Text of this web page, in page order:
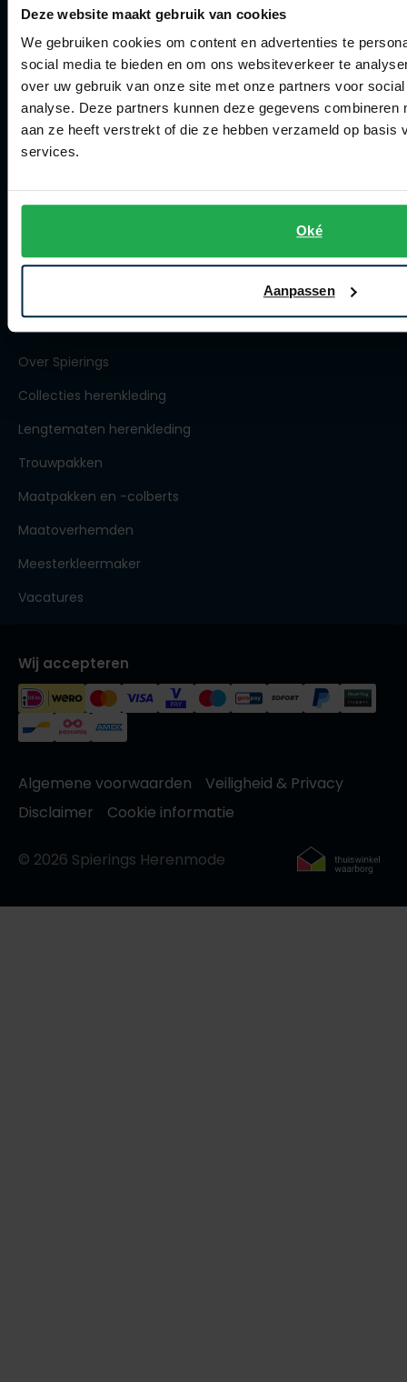
Deze website maakt gebruik van cookies
We gebruiken cookies om content en advertenties te
social media te bieden en om ons websiteverkeer te
over uw gebruik van onze site met onze partners voor
analyse. Deze partners kunnen deze gegevens combineren
aan ze heeft verstrekt of die ze hebben verzameld op basis
services.
Oké
Aanpassen
Klachtenafhandeling
Actievoorwaarden
Artikelonderhoud
Winkel
Openingstijden
Contact webshop
Spierings Herenmode
Over Spierings
Collecties herenkleding
Lengtematen herenkleding
Trouwpakken
Maatpakken en -colberts
Maatoverhemden
Meesterkleermaker
Vacatures
Wij accepteren
Algemene voorwaarden
Veiligheid & Privacy
Disclaimer
Cookie informatie
© 2026 Spierings Herenmode